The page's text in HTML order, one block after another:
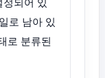
정되어 있
로 남아 있
로 분류된